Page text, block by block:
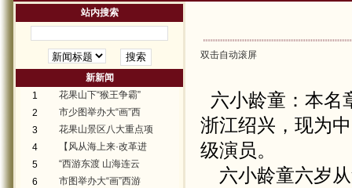
站内搜索
新新闻
1
花果山下“猴王争霸”
2
市少图举办大“画”西
3
花果山景区八大重点项
4
【风从海上来·改革进
5
“西游东渡 山海连云
6
市图举办大“画”西游
双击自动滚屏
六小龄童：本名
浙江绍兴，现为
级演员。
六小龄童六岁